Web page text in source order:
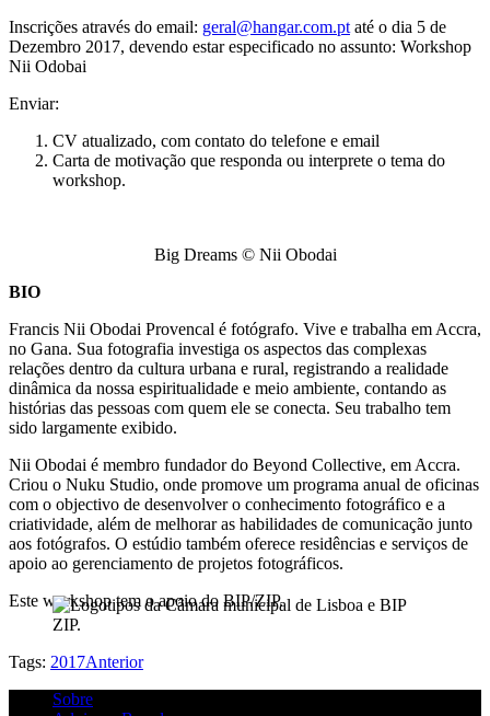
Inscrições através do email: geral@hangar.com.pt até o dia 5 de
Dezembro 2017, devendo estar especificado no assunto: Workshop
Nii Odobai
Enviar:
CV atualizado, com contato do telefone e email
Carta de motivação que responda ou interprete o tema do
workshop.
Big Dreams © Nii Obodai
BIO
Francis Nii Obodai Provencal é fotógrafo. Vive e trabalha em Accra,
no Gana. Sua fotografia investiga os aspectos das complexas
relações dentro da cultura urbana e rural, registrando a realidade
dinâmica da nossa espiritualidade e meio ambiente, contando as
histórias das pessoas com quem ele se conecta. Seu trabalho tem
sido largamente exibido.
Nii Obodai é membro fundador do Beyond Collective, em Accra.
Criou o Nuku Studio, onde promove um programa anual de oficinas
com o objectivo de desenvolver o conhecimento fotográfico e a
criatividade, além de melhorar as habilidades de comunicação junto
aos fotógrafos. O estúdio também oferece residências e serviços de
apoio ao gerenciamento de projetos fotográficos.
Este workshop tem o apoio do BIP/ZIP.
Tags: 2017Anterior
Sobre